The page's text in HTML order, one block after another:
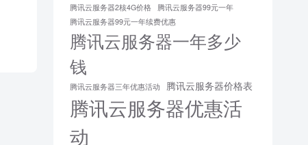
腾讯云服务器2核4G价格
腾讯云服务器99元一年
腾讯云服务器99元一年续费优惠
腾讯云服务器一年多少
钱
腾讯云服务器三年优惠活动 腾讯云服务器价格表
腾讯云服务器优惠活
动